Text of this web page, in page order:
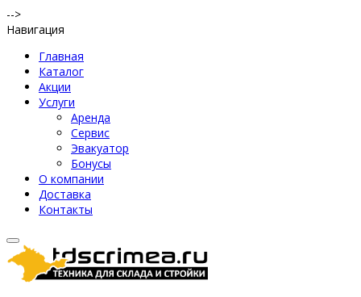
-->
Навигация
Главная
Каталог
Акции
Услуги
Аренда
Сервис
Эвакуатор
Бонусы
О компании
Доставка
Контакты